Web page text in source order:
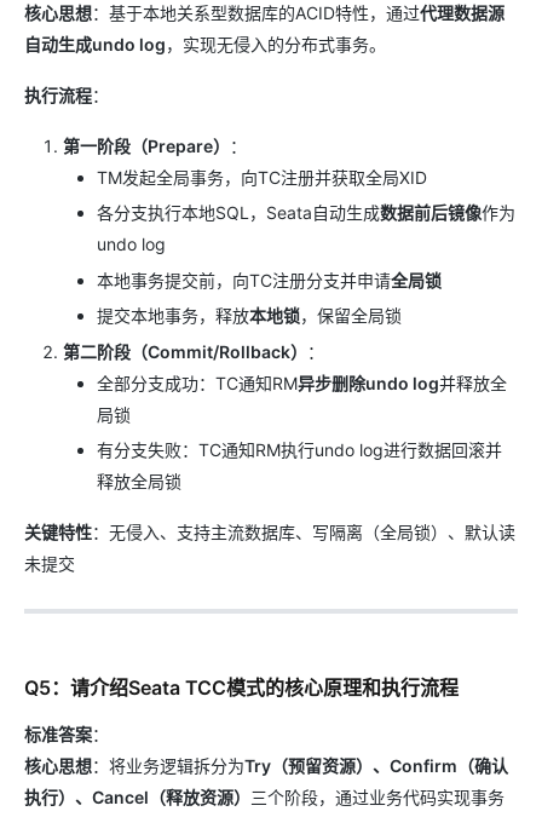
核心思想：基于本地关系型数据库的ACID特性，通过代理数据源
自动生成undo log，实现无侵入的分布式事务。
执行流程：
第一阶段（Prepare）
：
TM发起全局事务，向TC注册并获取全局XID
各分支执行本地SQL，Seata自动生成数据前后镜像作为
undo log
本地事务提交前，向TC注册分支并申请全局锁
提交本地事务，释放本地锁，保留全局锁
第二阶段（Commit/Rollback）
：
全部分支成功：TC通知RM异步删除undo log并释放全
局锁
有分支失败：TC通知RM执行undo log进行数据回滚并
释放全局锁
关键特性：无侵入、支持主流数据库、写隔离（全局锁）、默认读
未提交
Q5：请介绍Seata TCC模式的核心原理和执行流程
标准答案：
核心思想：将业务逻辑拆分为Try（预留资源）、Confirm（确认
执行）、Cancel（释放资源） 三个阶段，通过业务代码实现事务